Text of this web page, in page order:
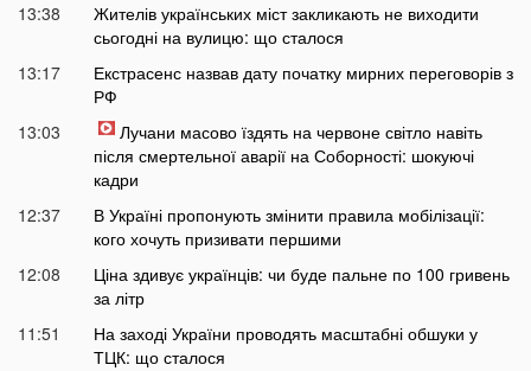
13:38
Жителів українських міст закликають не виходити
сьогодні на вулицю: що сталося
13:17
Екстрасенс назвав дату початку мирних переговорів з
РФ
13:03
Лучани масово їздять на червоне світло навіть
після смертельної аварії на Соборності: шокуючі
кадри
12:37
В Україні пропонують змінити правила мобілізації:
кого хочуть призивати першими
12:08
Ціна здивує українців: чи буде пальне по 100 гривень
за літр
11:51
На заході України проводять масштабні обшуки у
ТЦК: що сталося